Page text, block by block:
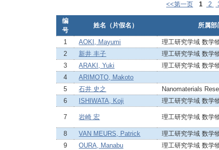
<<第一页 1 2
编
号
姓名（片假名） 所属部
1 AOKI, Mayumi
理工研究学域 数学
2
新井 丰子
理工研究学域 数学
3
ARAKI, Yuki
理工研究学域 数学
4
ARIMOTO, Makoto
5
石井 史之
Nanomaterials
6
ISHIWATA, Koji 理工研究学域 数学
7 岩崎 宏 理工研究学域 数学
8 VAN MEURS, Patrick
理工研究学域 数学
9
OURA, Manabu
理工研究学域 数学